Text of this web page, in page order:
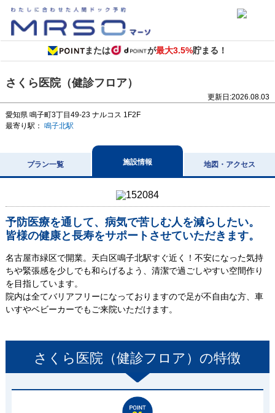
または が最大3.5%貯まる！
さくら医院（健診フロア）
更新日:2026.08.03
愛知県 鳴子町3丁目49-23 ナルコス 1F2F
最寄り駅： 鳴子北駅
プラン一覧 施設情報 地図・アクセス
予防医療を通して、病気で苦しむ人を減らしたい。
皆様の健康と長寿をサポートさせていただきます。
名古屋市緑区で開業。天白区鳴子北駅すぐ近く！不安になった気持
ちや緊張感を少しでも和らげるよう、清潔で過ごしやすい空間作り
を目指しています。
院内は全てバリアフリーになっておりますので足が不自由な方、車
いすやベビーカーでもご来院いただけます。
さくら医院（健診フロア）の特徴